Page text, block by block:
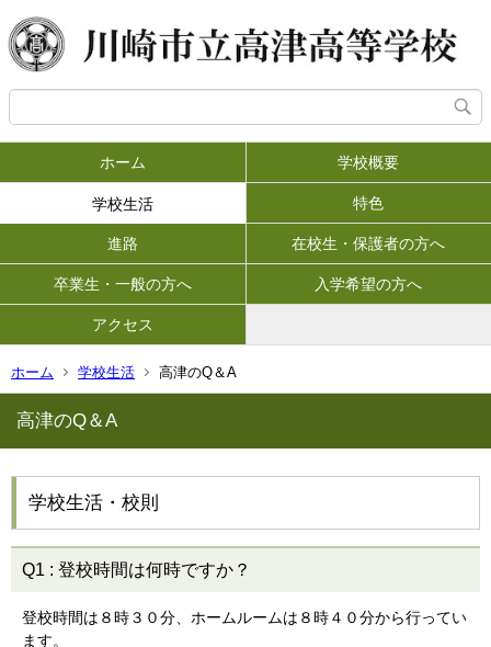
ホーム 学校概要
学校生活 特色
進路 在校生・保護者の方へ
卒業生・一般の方へ 入学希望の方へ
アクセス
ホーム 学校生活 高津のQ＆A
高津のQ＆A
学校生活・校則
Q1 : 登校時間は何時ですか？
登校時間は８時３０分、ホームルームは８時４０分から行ってい
ます。